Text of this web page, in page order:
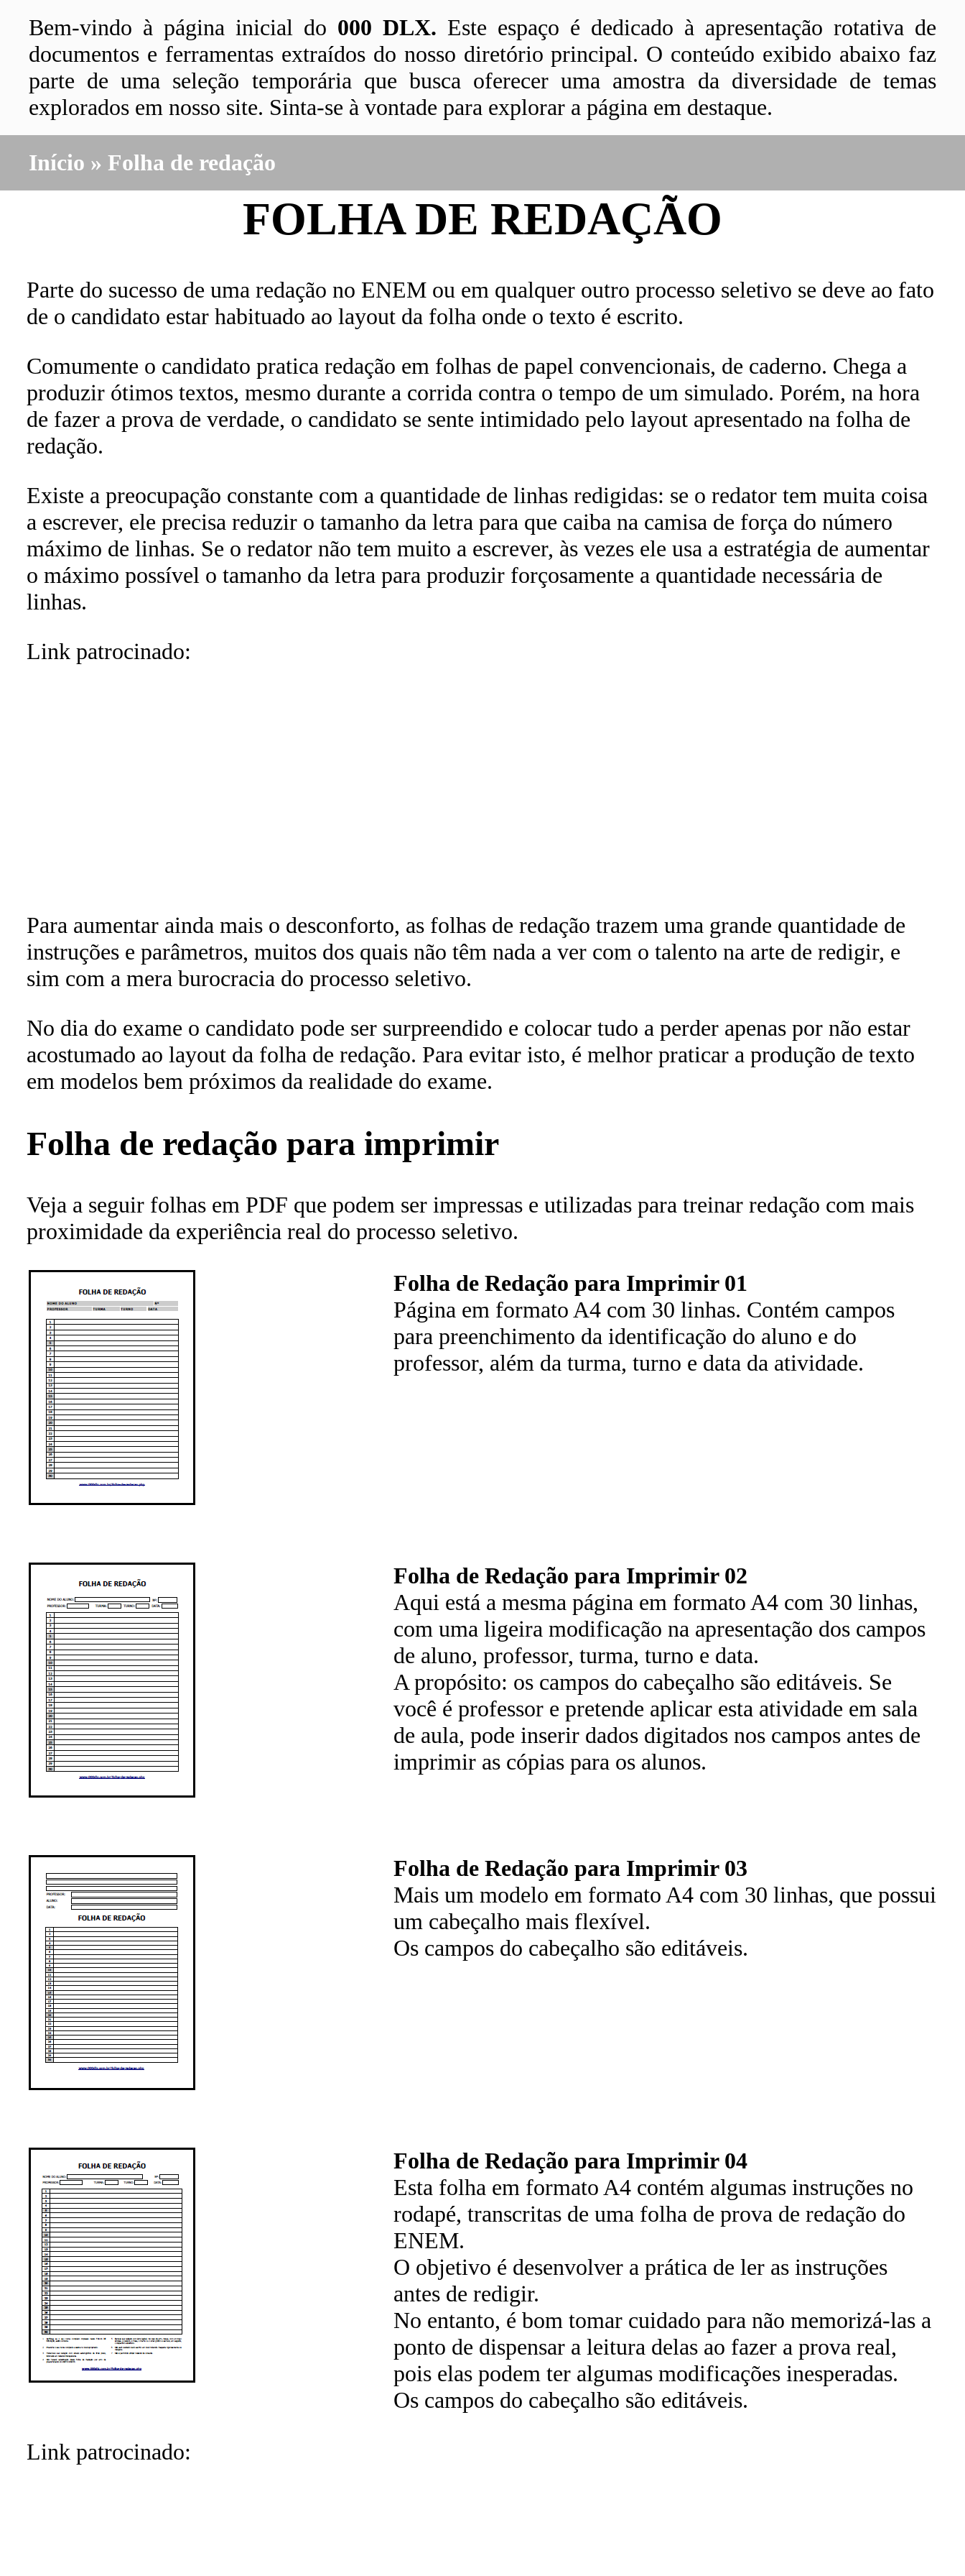
Bem-vindo à página inicial do 000 DLX. Este espaço é dedicado à apresentação rotativa de
documentos e ferramentas extraídos do nosso diretório principal. O conteúdo exibido abaixo faz
parte de uma seleção temporária que busca oferecer uma amostra da diversidade de temas
explorados em nosso site. Sinta-se à vontade para explorar a página em destaque.
Início » Folha de redação
FOLHA DE REDAÇÃO
Parte do sucesso de uma redação no ENEM ou em qualquer outro processo seletivo se deve ao fato
de o candidato estar habituado ao layout da folha onde o texto é escrito.
Comumente o candidato pratica redação em folhas de papel convencionais, de caderno. Chega a
produzir ótimos textos, mesmo durante a corrida contra o tempo de um simulado. Porém, na hora
de fazer a prova de verdade, o candidato se sente intimidado pelo layout apresentado na folha de
redação.
Existe a preocupação constante com a quantidade de linhas redigidas: se o redator tem muita coisa
a escrever, ele precisa reduzir o tamanho da letra para que caiba na camisa de força do número
máximo de linhas. Se o redator não tem muito a escrever, às vezes ele usa a estratégia de aumentar
o máximo possível o tamanho da letra para produzir forçosamente a quantidade necessária de
linhas.
Link patrocinado:
Para aumentar ainda mais o desconforto, as folhas de redação trazem uma grande quantidade de
instruções e parâmetros, muitos dos quais não têm nada a ver com o talento na arte de redigir, e
sim com a mera burocracia do processo seletivo.
No dia do exame o candidato pode ser surpreendido e colocar tudo a perder apenas por não estar
acostumado ao layout da folha de redação. Para evitar isto, é melhor praticar a produção de texto
em modelos bem próximos da realidade do exame.
Folha de redação para imprimir
Veja a seguir folhas em PDF que podem ser impressas e utilizadas para treinar redação com mais
proximidade da experiência real do processo seletivo.
Folha de Redação para Imprimir 01
Página em formato A4 com 30 linhas. Contém campos
para preenchimento da identificação do aluno e do
professor, além da turma, turno e data da atividade.
Folha de Redação para Imprimir 02
Aqui está a mesma página em formato A4 com 30 linhas,
com uma ligeira modificação na apresentação dos campos
de aluno, professor, turma, turno e data.
A propósito: os campos do cabeçalho são editáveis. Se
você é professor e pretende aplicar esta atividade em sala
de aula, pode inserir dados digitados nos campos antes de
imprimir as cópias para os alunos.
Folha de Redação para Imprimir 03
Mais um modelo em formato A4 com 30 linhas, que possui
um cabeçalho mais flexível.
Os campos do cabeçalho são editáveis.
Folha de Redação para Imprimir 04
Esta folha em formato A4 contém algumas instruções no
rodapé, transcritas de uma folha de prova de redação do
ENEM.
O objetivo é desenvolver a prática de ler as instruções
antes de redigir.
No entanto, é bom tomar cuidado para não memorizá-las a
ponto de dispensar a leitura delas ao fazer a prova real,
pois elas podem ter algumas modificações inesperadas.
Os campos do cabeçalho são editáveis.
Link patrocinado: